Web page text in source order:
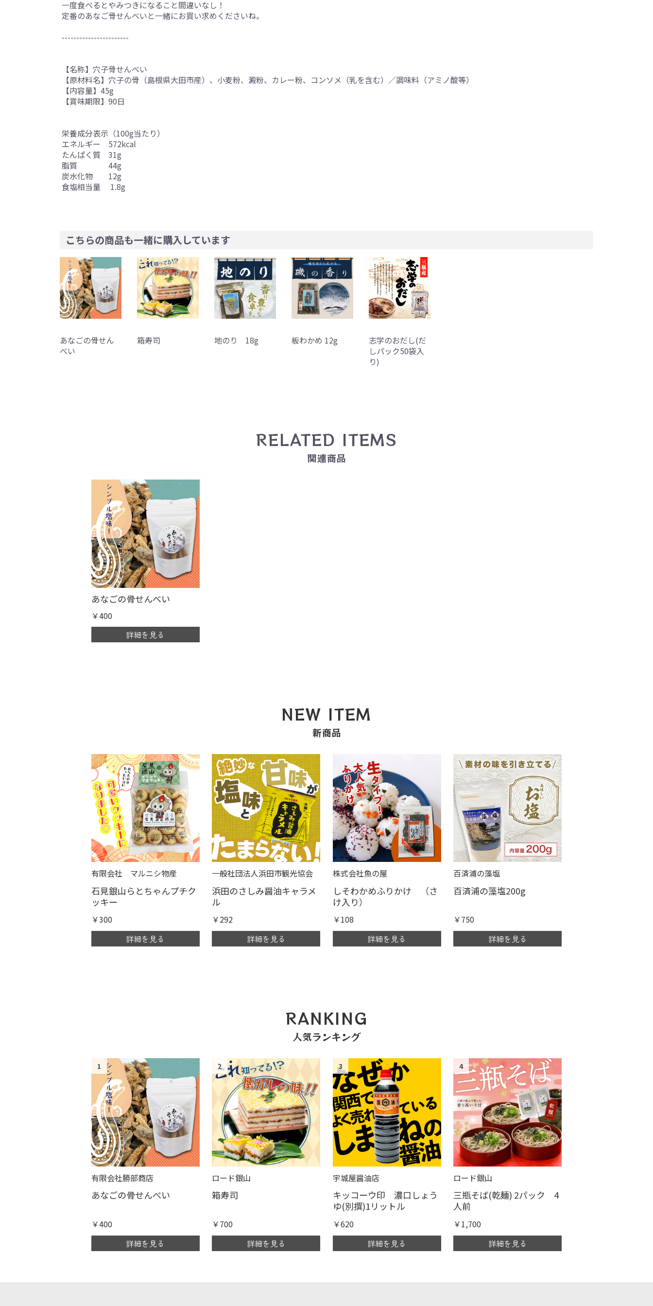
一度食べるとやみつきになること間違いなし！
定番のあなご骨せんべいと一緒にお買い求めくださいね。
-----------------------
【名称】穴子骨せんべい
【原材料名】穴子の骨（島根県大田市産）、小麦粉、澱粉、カレー粉、コンソメ（乳を含む）／調味料（アミノ酸等）
【内容量】45g
【賞味期限】90日
栄養成分表示（100g当たり）
エネルギー 572kcal
たんぱく質 31g
脂質 44g
炭水化物 12g
食塩相当量 1.8g
こちらの商品も一緒に購入しています
あなごの骨せん
べい
箱寿司 地のり 18g 板わかめ 12g
志学のおだし(だ
しパック50袋入
り)
RELATED ITEMS
関連商品
あなごの骨せんべい
￥400
詳細を見る
NEW ITEM
新商品
有限会社 マルニシ物産
石見銀山らとちゃんプチク
ッキー
￥300
詳細を見る
一般社団法人浜田市観光協会
浜田のさしみ醤油キャラメ
ル
￥292
詳細を見る
株式会社魚の屋
しそわかめふりかけ （さ
け入り）
￥108
詳細を見る
百済浦の藻塩
百済浦の藻塩200g
￥750
詳細を見る
RANKING
人気ランキング
1
有限会社勝部商店
あなごの骨せんべい
￥400
詳細を見る
2
ロード銀山
箱寿司
￥700
詳細を見る
3
宇城屋醤油店
キッコーウ印 濃口しょう
ゆ(別撰)1リットル
￥620
詳細を見る
4
ロード銀山
三瓶そば(乾麺) 2パック 4
人前
￥1,700
詳細を見る